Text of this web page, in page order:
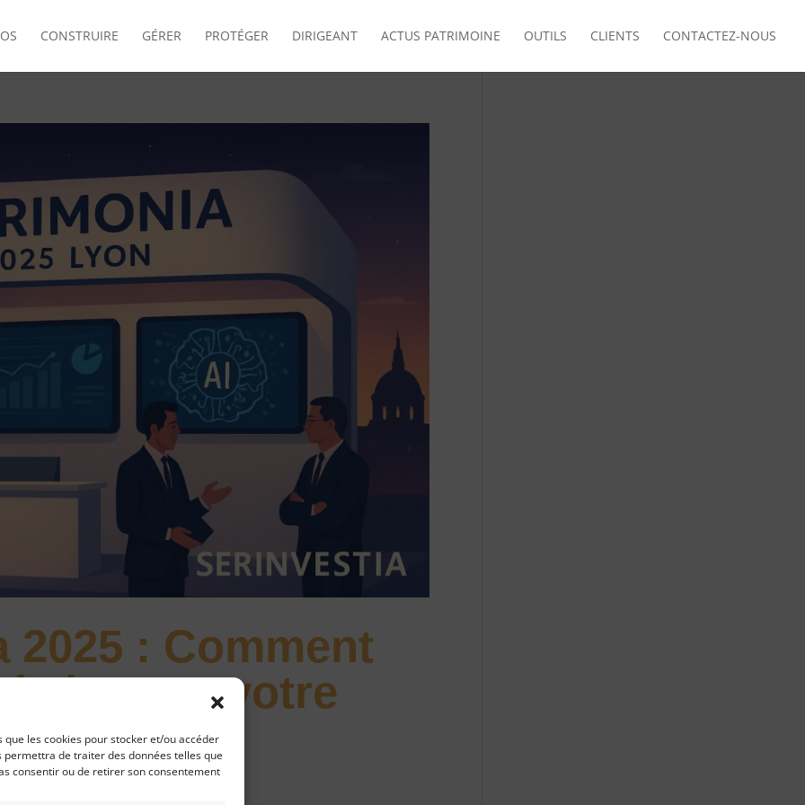
les cookies pour stocker et/ou accéder
de traiter des données telles que
consentir ou de retirer son consentement
CONSTRUIRE GÉRER PROTÉGER DIRIGEANT ACTUS PATRIMOINE OUTILS CLIENTS CONTACTEZ-NOUS
2025 : Comment
booste votre